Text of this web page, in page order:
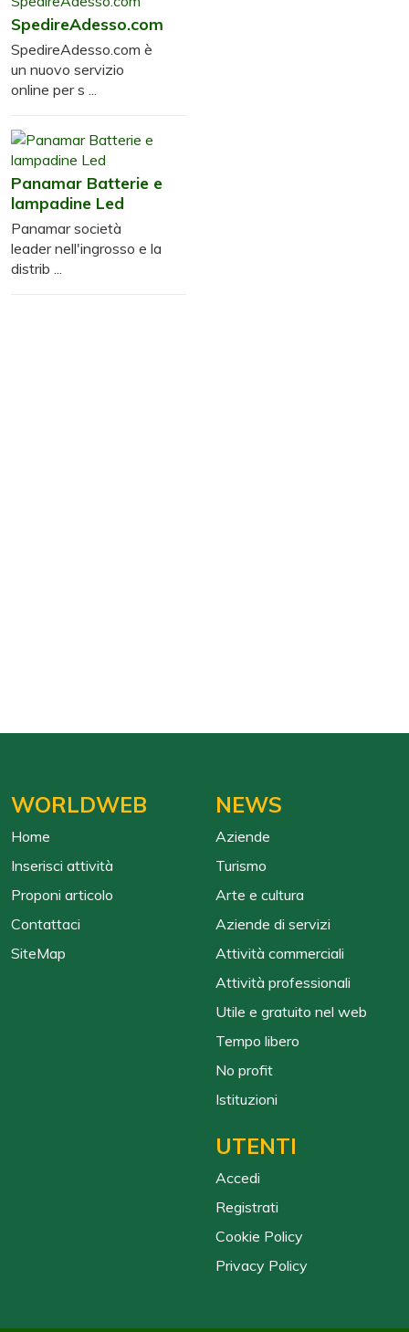
SpedireAdesso.com
SpedireAdesso.com è
un nuovo servizio
online per s ...
Panamar Batterie e
lampadine Led
Panamar società
leader nell'ingrosso e la
distrib ...
WORLDWEB
Home
Inserisci attività
Proponi articolo
Contattaci
SiteMap
NEWS
Aziende
Turismo
Arte e cultura
Aziende di servizi
Attività commerciali
Attività professionali
Utile e gratuito nel web
Tempo libero
No profit
Istituzioni
UTENTI
Accedi
Registrati
Cookie Policy
Privacy Policy